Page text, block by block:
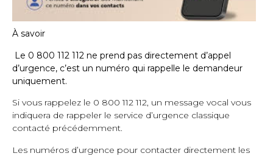
À savoir
Le 0 800 112 112 ne prend pas directement d’appel
d’urgence, c’est un numéro qui rappelle le demandeur
uniquement.
Si vous rappelez le 0 800 112 112, un message vocal vous
indiquera de rappeler le service d’urgence classique
contacté précédemment.
Les numéros d’urgence pour contacter directement les